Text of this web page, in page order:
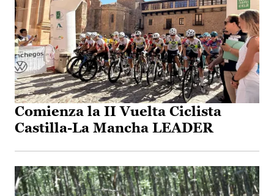
Comienza la II Vuelta Ciclista
Castilla-La Mancha LEADER